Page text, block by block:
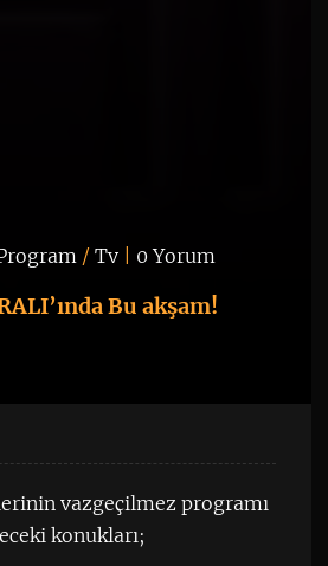
/ Tv| 0 Yorum
Bu akşam!
vazgeçilmez programı
konukları;